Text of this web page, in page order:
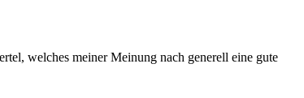
welches meiner Meinung nach generell eine gute